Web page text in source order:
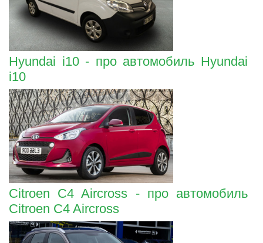
Hyundai i10 - про автомобиль Hyundai
i10
Citroen C4 Aircross - про автомобиль
Citroen C4 Aircross